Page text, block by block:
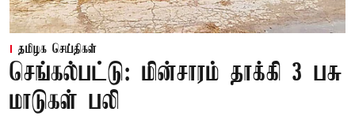
தமிழக செய்திகள்
செங்கல்பட்டு: மின்சாரம் தாக்கி 3 பசு
மாடுகள் பலி